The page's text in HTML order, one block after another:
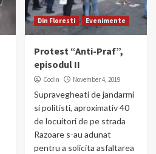
Din Floresti Evenimente
Protest “Anti-Praf”,
episodul II
Codin November 4, 2019
Supravegheati de jandarmi
si politisti, aproximativ 40
de locuitori de pe strada
Razoare s-au adunat
pentru a solicita asfaltarea